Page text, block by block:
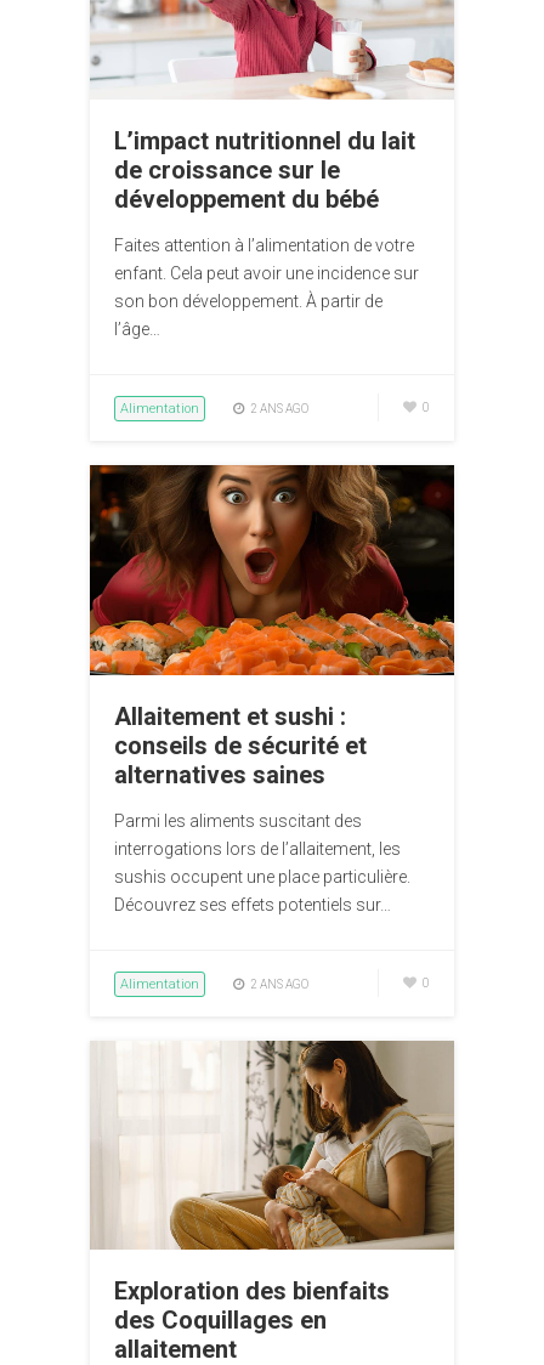
L’impact nutritionnel du lait
de croissance sur le
développement du bébé
Faites attention à l’alimentation de votre
enfant. Cela peut avoir une incidence sur
son bon développement. À partir de
l’âge…
Alimentation 2 ANS AGO 0
Allaitement et sushi :
conseils de sécurité et
alternatives saines
Parmi les aliments suscitant des
interrogations lors de l’allaitement, les
sushis occupent une place particulière.
Découvrez ses effets potentiels sur…
Alimentation 2 ANS AGO 0
Exploration des bienfaits
des Coquillages en
allaitement